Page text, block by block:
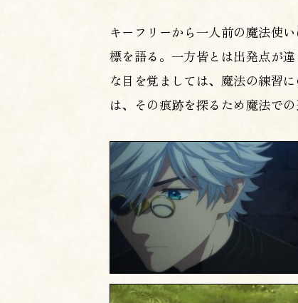
キーフリーから一人前の魔法使
標を語る。一方皆とは出発点が
な目を覚ましては、魔法の練習
は、その痕跡を探るため魔法での